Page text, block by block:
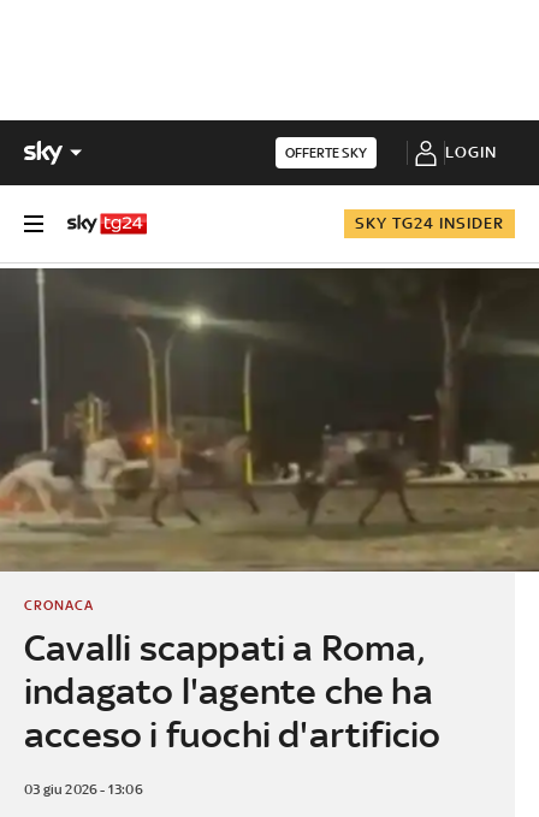
OFFERTE SKY LOGIN
SKY TG24 INSIDER
Cavalli scappati a Roma,
indagato l'agente che ha
acceso i fuochi d'artificio
CRONACA
03 giu 2026 - 13:06